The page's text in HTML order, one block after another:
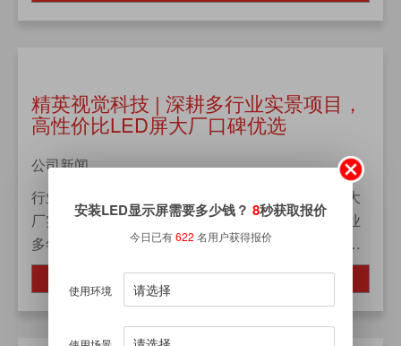
精英视觉科技 | 深耕多行业实景项目，
高性价比LED屏大厂口碑优选
公司新闻
行业口碑与海量实景落地案例，是衡量LED屏企业大
厂实力的核心标准。精英视觉科技深耕LED显示行业
多年，立足深圳、服务全国、辐射海外，凭借规模化
大厂产能、稳定原厂品质、标准化技术服务，积累了
覆盖全行业的...
安装LED显示屏需要多少钱？ 8秒获取报价
今日已有622 名用户获得报价
使用环境